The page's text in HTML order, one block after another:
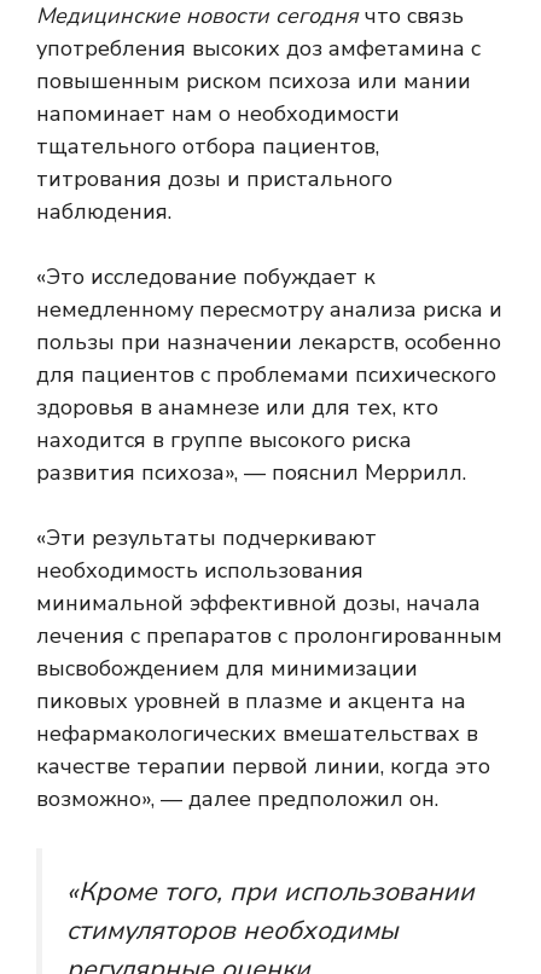
Медицинские новости сегоднячто связь
употребления высоких доз амфетамина с
повышенным риском психоза или мании
напоминает нам о необходимости
тщательного отбора пациентов,
титрования дозы и пристального
наблюдения.
«Это исследование побуждает к
немедленному пересмотру анализа риска и
пользы при назначении лекарств, особенно
для пациентов с проблемами психического
здоровья в анамнезе или для тех, кто
находится в группе высокого риска
развития психоза», — пояснил Меррилл.
«Эти результаты подчеркивают
необходимость использования
минимальной эффективной дозы, начала
лечения с препаратов с пролонгированным
высвобождением для минимизации
пиковых уровней в плазме и акцента на
нефармакологических вмешательствах в
качестве терапии первой линии, когда это
возможно», — далее предположил он.
«Кроме того, при использовании
стимуляторов необходимы